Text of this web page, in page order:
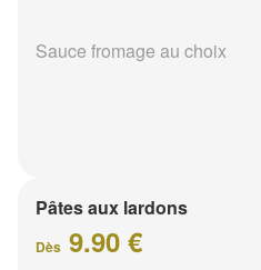
Sauce fromage au choix
Pâtes aux lardons
Dès 9.90 €